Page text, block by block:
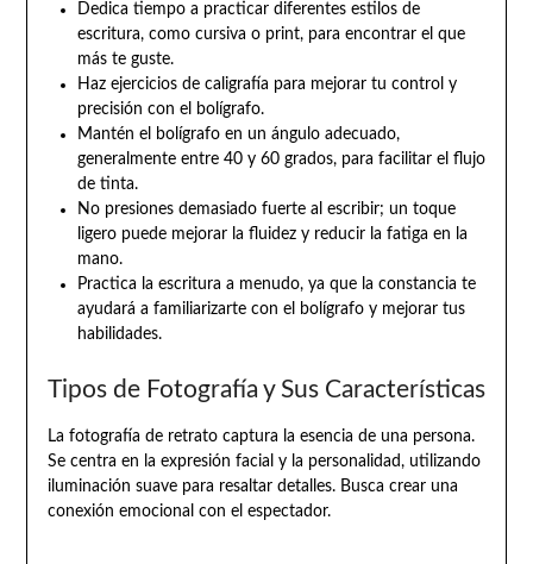
Dedica tiempo a practicar diferentes estilos de
escritura, como cursiva o print, para encontrar el que
más te guste.
Haz ejercicios de caligrafía para mejorar tu control y
precisión con el bolígrafo.
Mantén el bolígrafo en un ángulo adecuado,
generalmente entre 40 y 60 grados, para facilitar el flujo
de tinta.
No presiones demasiado fuerte al escribir; un toque
ligero puede mejorar la fluidez y reducir la fatiga en la
mano.
Practica la escritura a menudo, ya que la constancia te
ayudará a familiarizarte con el bolígrafo y mejorar tus
habilidades.
Tipos de Fotografía y Sus Características
La fotografía de retrato captura la esencia de una persona.
Se centra en la expresión facial y la personalidad, utilizando
iluminación suave para resaltar detalles. Busca crear una
conexión emocional con el espectador.